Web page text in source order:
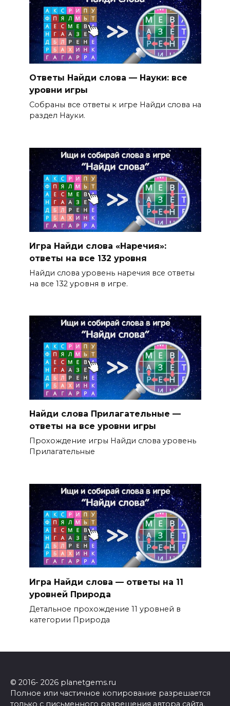
Ответы Найди слова — Науки: все
уровни игры
Собраны все ответы к игре Найди слова на
раздел Науки.
Игра Найди слова «Наречия»:
ответы на все 132 уровня
Найди слова уровень наречия все ответы
на все 132 уровня в игре.
Найди слова Прилагательные —
ответы на все уровни игры
Прохождение игры Найди слова уровень
Прилагательные
Игра Найди слова — ответы на 11
уровней Природа
Детальное прохождение 11 уровней в
категории Природа
© 2016- 2026 planetgems.ru
Полное или частичное копирование разрешается
только с письменного разрешения автора сайта.